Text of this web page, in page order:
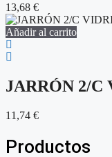
13,68 €
Añadir al carrito
JARRÓN 2/C
11,74 €
Productos